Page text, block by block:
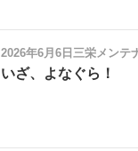
2026年6月6日 三栄メンテ
いざ、よなぐら！